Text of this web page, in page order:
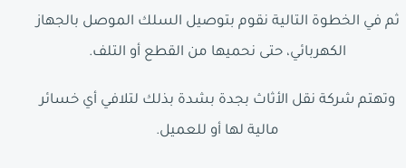
ثم في الخطوة التالية نقوم بتوصيل السلك الموصل بالجهاز
الكهربائي، حتى نحميها من القطع أو التلف.
وتهتم شركة نقل الأثاث بجدة بشدة بذلك لتلافي أي خسائر
مالية لها أو للعميل.